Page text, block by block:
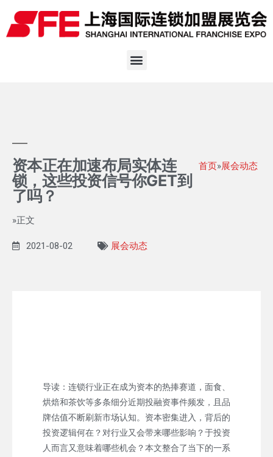
资本正在加速布局实体连
锁，这些投资信号你GET到
了吗？
首页»展会动态
»正文
2021-08-02 展会动态
导读：连锁行业正在成为资本的热捧赛道，面食、
烘焙和茶饮等多条细分近期投融资事件频发，且品
牌估值不断刷新市场认知。资本密集进入，背后的
投资逻辑何在？对行业又会带来哪些影响？于投资
人而言又意味着哪些机会？本文整合了当下的一系